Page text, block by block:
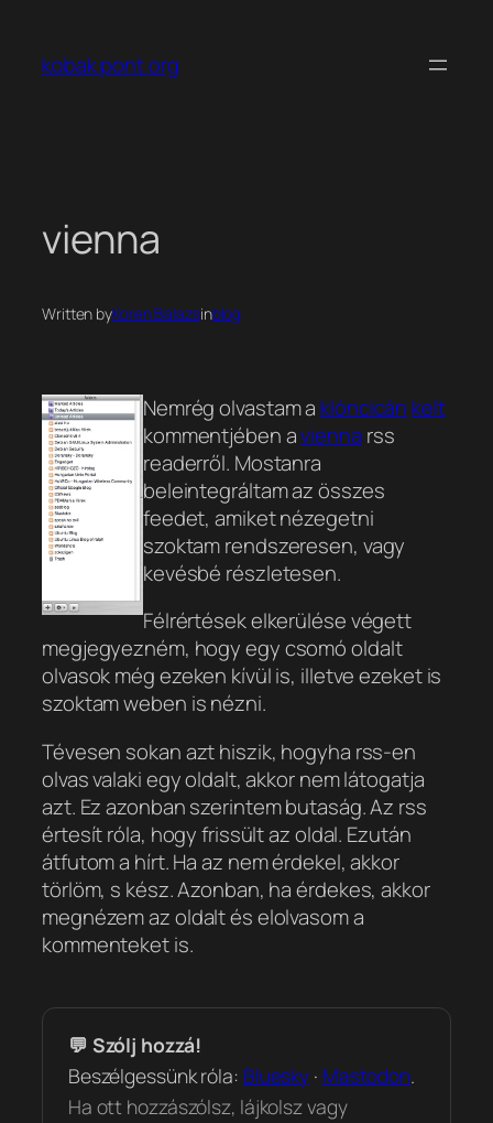
tartalomhoz
kobak pont org
vienna
Written byKoren Balazsinblog
Nemrég olvastam a klóncicán kelt
kommentjében avienna rss
readerről. Mostanra
beleintegráltam az összes
feedet, amiket nézegetni
szoktam rendszeresen, vagy
kevésbé részletesen.
Félrértések elkerülése végett
megjegyezném, hogy egy csomó oldalt
olvasok még ezeken kívül is, illetve ezeket is
szoktam weben is nézni.
Tévesen sokan azt hiszik, hogyha rss-en
olvas valaki egy oldalt, akkor nem látogatja
azt. Ez azonban szerintem butaság. Az rss
értesít róla, hogy frissült az oldal. Ezután
átfutom a hírt. Ha az nem érdekel, akkor
törlöm, s kész. Azonban, ha érdekes, akkor
megnézem az oldalt és elolvasom a
kommenteket is.
💬 Szólj hozzá!
Beszélgessünk róla: Bluesky · Mastodon.
Ha ott hozzászólsz, lájkolsz vagy